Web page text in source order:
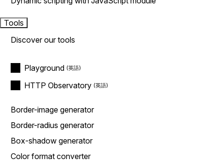
Tools
Discover our tools
Playground
HTTP Observatory
Border-image generator
Border-radius generator
Box-shadow generator
Color format converter